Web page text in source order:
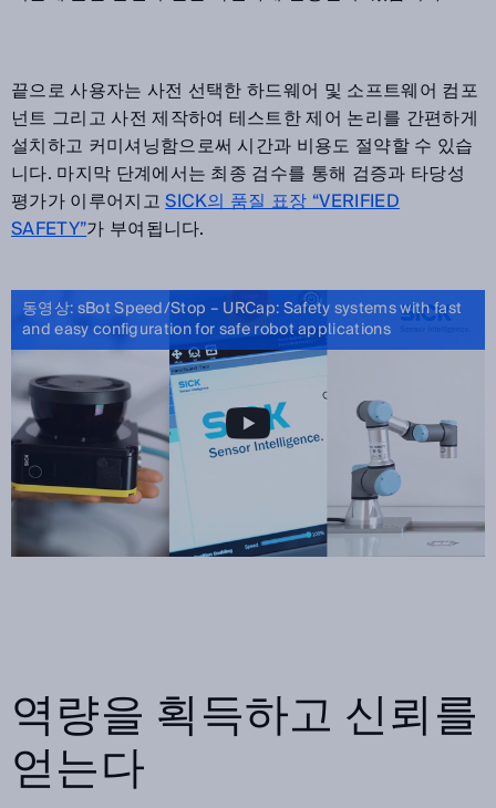
끝으로 사용자는 사전 선택한 하드웨어 및 소프트웨어 컴포
넌트 그리고 사전 제작하여 테스트한 제어 논리를 간편하게
설치하고 커미셔닝함으로써 시간과 비용도 절약할 수 있습
니다. 마지막 단계에서는 최종 검수를 통해 검증과 타당성
평가가 이루어지고SICK의 품질 표장 “VERIFIED
SAFETY”가 부여됩니다.
동영상: sBot Speed/Stop – URCap: Safety systems with fast
and easy configuration for safe robot applications
역량을 획득하고 신뢰를
얻는다